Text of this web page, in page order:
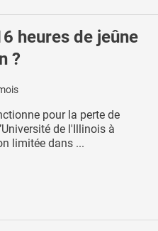
heures de jeûne
?
pour la perte de
de l'Illinois à
limitée dans ...